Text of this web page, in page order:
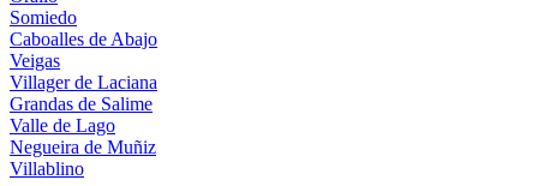
Somiedo
Caboalles de Abajo
Veigas
Villager de Laciana
Grandas de Salime
Valle de Lago
Negueira de Muñiz
Villablino